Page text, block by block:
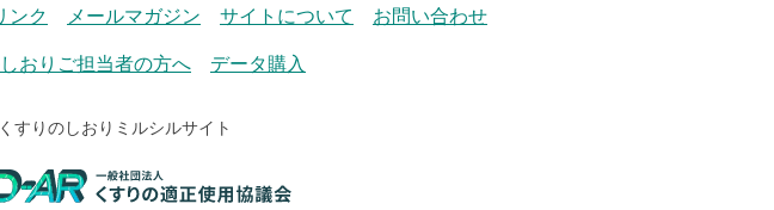
ンク メールマガジン サイトについて お問い合わせ
おりご担当者の方へ データ購入
くすりのしおりミルシルサイト